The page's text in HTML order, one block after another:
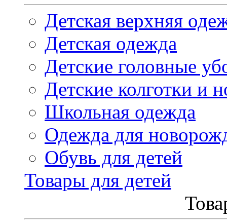
Детская верхняя
Детская одежда
Детские головные
Детские колготки и
Школьная одежда
Одежда для
Обувь для детей
Товары для детей